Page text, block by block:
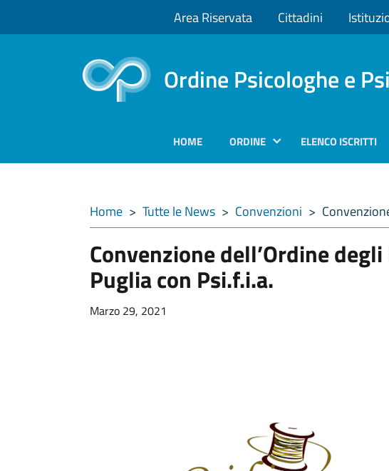
Area Riservata Cittadini
Ordine Psicologhe e
HOME ORDINE ELENCO ISCRITTI
Home > Tutte le News > Convenzioni >
Convenzione dell’Ordine
Puglia con Psi.f.i.a.
Marzo 29, 2021